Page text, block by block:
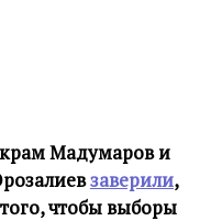
Мадумаров и
заверили,
чтобы выборы